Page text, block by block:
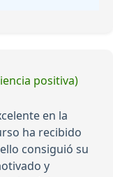
positiva)
en la
ha recibido
consiguió su
y